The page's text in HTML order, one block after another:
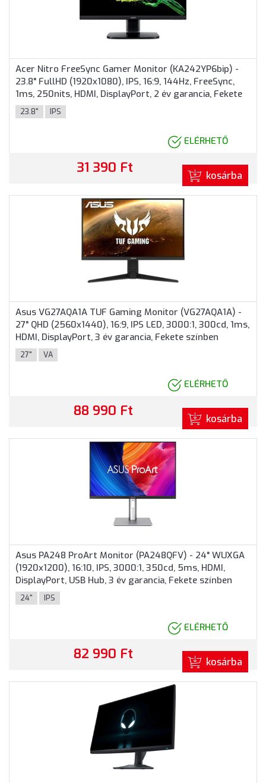
Acer Nitro FreeSync Gamer Monitor (KA242YP6bip) -
23.8" FullHD (1920x1080), IPS, 16:9, 144Hz, FreeSync,
1ms, 250nits, HDMI, DisplayPort, 2 év garancia, Fekete
színben
23.8" IPS
ELÉRHETŐ
31 390 Ft kosárba
Asus VG27AQA1A TUF Gaming Monitor (VG27AQA1A) -
27" QHD (2560x1440), 16:9, IPS LED, 3000:1, 300cd, 1ms,
HDMI, DisplayPort, 3 év garancia, Fekete színben
27" VA
ELÉRHETŐ
88 990 Ft kosárba
Asus PA248 ProArt Monitor (PA248QFV) - 24" WUXGA
(1920x1200), 16:10, IPS, 3000:1, 350cd, 5ms, HDMI,
DisplayPort, USB Hub, 3 év garancia, Fekete színben
24" IPS
ELÉRHETŐ
82 990 Ft kosárba